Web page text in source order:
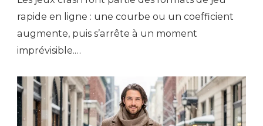
rapide en ligne : une courbe ou un coefficient
augmente, puis s’arrête à un moment
imprévisible.…